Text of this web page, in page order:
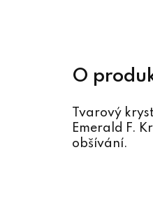
Tvarový
Emerald F.
obšívání.